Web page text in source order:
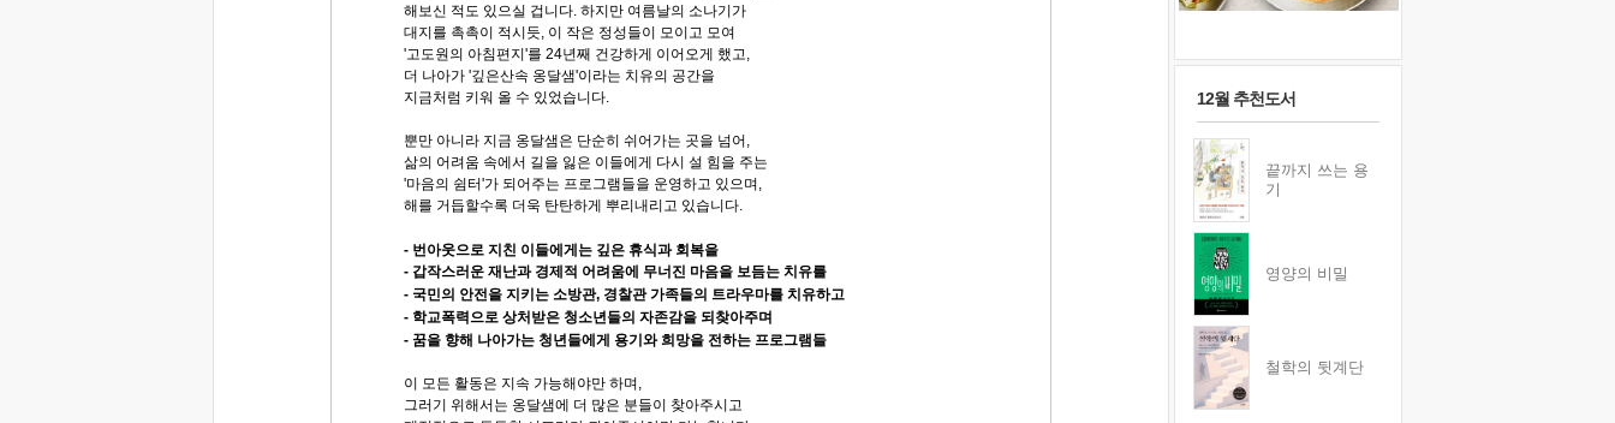
해보신 적도 있으실 겁니다. 하지만 여름날의 소나기가
대지를 촉촉이 적시듯, 이 작은 정성들이 모이고 모여
'고도원의 아침편지'를 24년째 건강하게 이어오게 했고,
더 나아가 '깊은산속 옹달샘'이라는 치유의 공간을
지금처럼 키워 올 수 있었습니다.
뿐만 아니라 지금 옹달샘은 단순히 쉬어가는 곳을 넘어,
삶의 어려움 속에서 길을 잃은 이들에게 다시 설 힘을 주는
'마음의 쉼터'가 되어주는 프로그램들을 운영하고 있으며,
해를 거듭할수록 더욱 탄탄하게 뿌리내리고 있습니다.
- 번아웃으로 지친 이들에게는 깊은 휴식과 회복을
- 갑작스러운 재난과 경제적 어려움에 무너진 마음을 보듬는 치유를
- 국민의 안전을 지키는 소방관, 경찰관 가족들의 트라우마를 치유하고
- 학교폭력으로 상처받은 청소년들의 자존감을 되찾아주며
- 꿈을 향해 나아가는 청년들에게 용기와 희망을 전하는 프로그램들
이 모든 활동은 지속 가능해야만 하며,
그러기 위해서는 옹달샘에 더 많은 분들이 찾아주시고
12월 추천도서
끝까지 쓰는 용
기
영양의 비밀
철학의 뒷계단